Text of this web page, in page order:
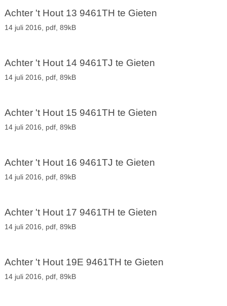
Achter 't Hout 13 9461TH te Gieten
14 juli 2016, pdf, 89kB
Achter 't Hout 14 9461TJ te Gieten
14 juli 2016, pdf, 89kB
Achter 't Hout 15 9461TH te Gieten
14 juli 2016, pdf, 89kB
Achter 't Hout 16 9461TJ te Gieten
14 juli 2016, pdf, 89kB
Achter 't Hout 17 9461TH te Gieten
14 juli 2016, pdf, 89kB
Achter 't Hout 19E 9461TH te Gieten
14 juli 2016, pdf, 89kB